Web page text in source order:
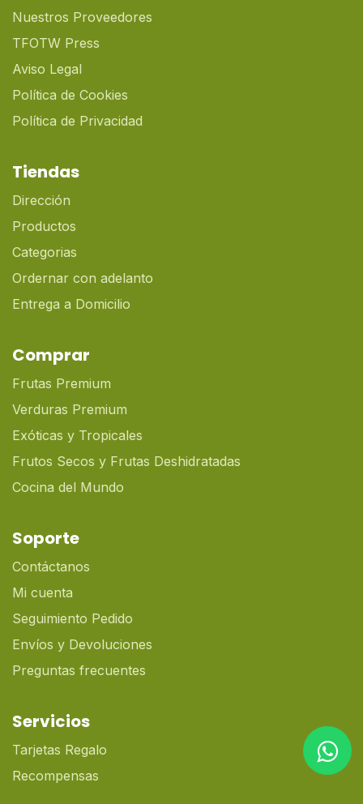
Nuestros Proveedores
TFOTW Press
Aviso Legal
Política de Cookies
Política de Privacidad
Tiendas
Dirección
Productos
Categorias
Ordernar con adelanto
Entrega a Domicilio
Comprar
Frutas Premium
Verduras Premium
Exóticas y Tropicales
Frutos Secos y Frutas Deshidratadas
Cocina del Mundo
Soporte
Contáctanos
Mi cuenta
Seguimiento Pedido
Envíos y Devoluciones
Preguntas frecuentes
Servicios
Tarjetas Regalo
Recompensas